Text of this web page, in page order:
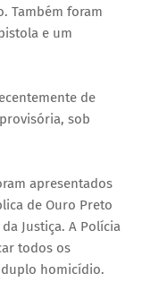
Também foram
e um
de
sob
apresentados
de Ouro Preto
Justiça. A Polícia
todos os
homicídio.